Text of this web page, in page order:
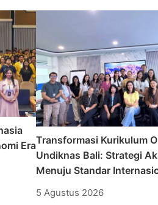
EraTransformasi Kurikulum
Undiknas Bali: Strategi
Menuju Standar
5 Agustus 2026